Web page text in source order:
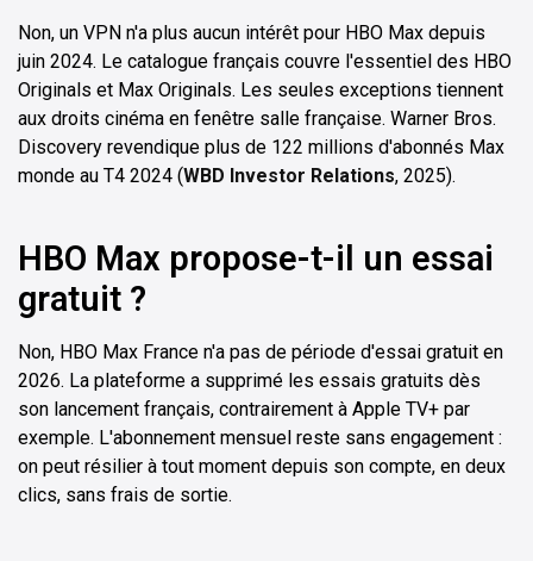
Non, un VPN n'a plus aucun intérêt pour HBO Max depuis
juin 2024. Le catalogue français couvre l'essentiel des HBO
Originals et Max Originals. Les seules exceptions tiennent
aux droits cinéma en fenêtre salle française. Warner Bros.
Discovery revendique plus de 122 millions d'abonnés Max
monde au T4 2024 (WBD Investor Relations, 2025).
HBO Max propose-t-il un essai
gratuit ?
Non, HBO Max France n'a pas de période d'essai gratuit en
2026. La plateforme a supprimé les essais gratuits dès
son lancement français, contrairement à Apple TV+ par
exemple. L'abonnement mensuel reste sans engagement :
on peut résilier à tout moment depuis son compte, en deux
clics, sans frais de sortie.